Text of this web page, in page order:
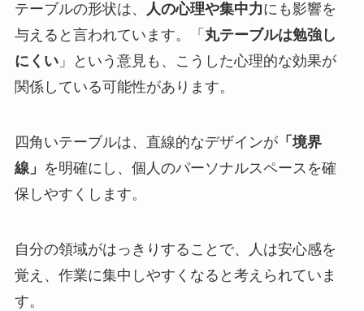
テーブルの形状は、 人の心理や集中力にも影響を
与えると言われています。「 丸テーブルは勉強し
にくい」という意見も、こうした心理的な効果が
関係している可能性があります。
四角いテーブルは、直線的なデザインが「境界
線」 を明確にし、個人のパーソナルスペースを確
保しやすくします。
自分の領域がはっきりすることで、人は安心感を
覚え、作業に集中しやすくなると考えられていま
す。